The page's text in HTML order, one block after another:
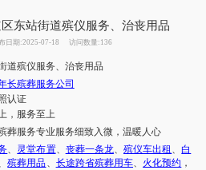
东站街道殡仪服务、治丧用品
日期:2025-07-18 访问数量:136
道殡仪服务、 治丧用品
长殡葬服务公司
认证
，服务至上
葬服务专业服务细致入微，温暖人心
、 灵堂布置、 丧葬一条龙、 殡仪车出租 、白
殡葬用品、 长途跨省殡葬用车、 火化预约 ，